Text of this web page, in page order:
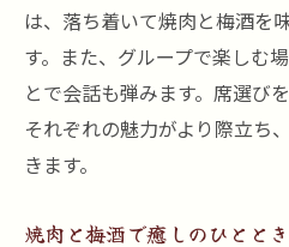
は、落ち着いて焼肉と梅酒を
す。また、グループで楽しむ
とで会話も弾みます。席選び
それぞれの魅力がより際立ち
きます。
焼肉と梅酒で癒しのひとと